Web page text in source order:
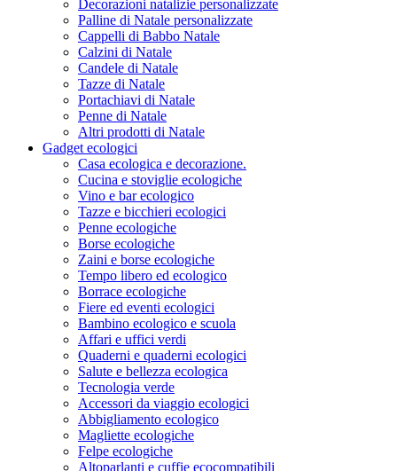
Decorazioni natalizie personalizzate
Palline di Natale personalizzate
Cappelli di Babbo Natale
Calzini di Natale
Candele di Natale
Tazze di Natale
Portachiavi di Natale
Penne di Natale
Altri prodotti di Natale
Gadget ecologici
Casa ecologica e decorazione.
Cucina e stoviglie ecologiche
Vino e bar ecologico
Tazze e bicchieri ecologici
Penne ecologiche
Borse ecologiche
Zaini e borse ecologiche
Tempo libero ed ecologico
Borrace ecologiche
Fiere ed eventi ecologici
Bambino ecologico e scuola
Affari e uffici verdi
Quaderni e quaderni ecologici
Salute e bellezza ecologica
Tecnologia verde
Accessori da viaggio ecologici
Abbigliamento ecologico
Magliette ecologiche
Felpe ecologiche
Altoparlanti e cuffie ecocompatibili